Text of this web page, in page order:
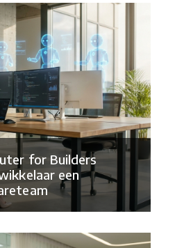
for Builders
een